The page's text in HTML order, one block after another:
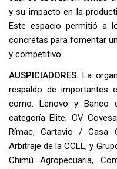
y su impacto en la
Este espacio permitió a
concretas para fomentar
y competitivo.
AUSPICIADORES. La
respaldo de importantes
como: Lenovo y Banco
categoría Elite; CV
Rímac, Cartavio / Casa
Arbitraje de la CCLL, y
Chimú Agropecuaria,